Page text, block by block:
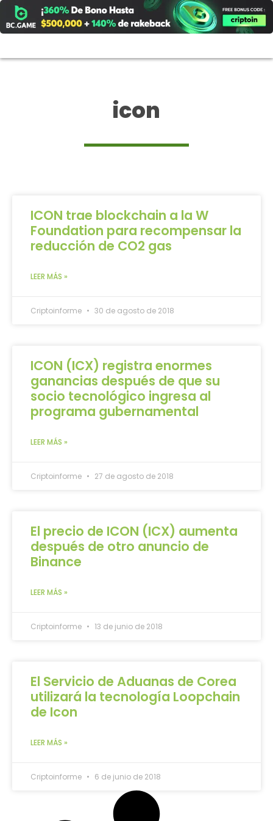
al
contenido
icon
ICON trae blockchain a la W
Foundation para recompensar la
reducción de CO2 gas
LEER MÁS »
Criptoinforme 30 de agosto de 2018
ICON (ICX) registra enormes
ganancias después de que su
socio tecnológico ingresa al
programa gubernamental
LEER MÁS »
Criptoinforme 27 de agosto de 2018
El precio de ICON (ICX) aumenta
después de otro anuncio de
Binance
LEER MÁS »
Criptoinforme 13 de junio de 2018
El Servicio de Aduanas de Corea
utilizará la tecnología Loopchain
de Icon
LEER MÁS »
Criptoinforme 6 de junio de 2018